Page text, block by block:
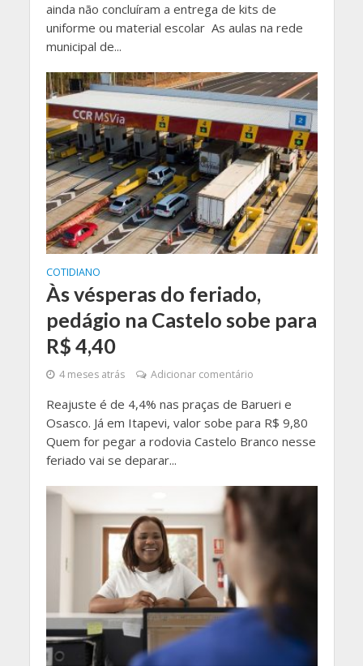
ainda não concluíram a entrega de kits de
uniforme ou material escolar As aulas na rede
municipal de...
COTIDIANO
Às vésperas do feriado,
pedágio na Castelo sobe para
R$ 4,40
4 meses atrás Adicionar comentário
Reajuste é de 4,4% nas praças de Barueri e
Osasco. Já em Itapevi, valor sobe para R$ 9,80
Quem for pegar a rodovia Castelo Branco nesse
feriado vai se deparar...